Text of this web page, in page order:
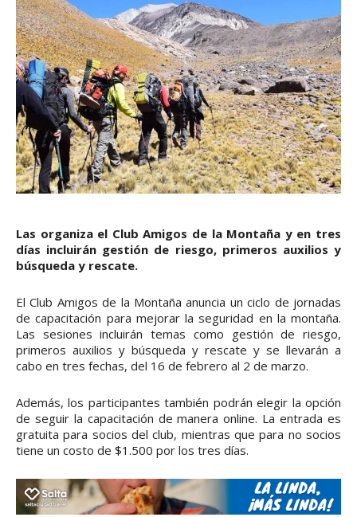
Las organiza el Club Amigos de la Montaña y en tres
días incluirán gestión de riesgo, primeros auxilios y
búsqueda y rescate.
El Club Amigos de la Montaña anuncia un ciclo de jornadas
de capacitación para mejorar la seguridad en la montaña.
Las sesiones incluirán temas como gestión de riesgo,
primeros auxilios y búsqueda y rescate y se llevarán a
cabo en tres fechas, del 16 de febrero al 2 de marzo.
Además, los participantes también podrán elegir la opción
de seguir la capacitación de manera online. La entrada es
gratuita para socios del club, mientras que para no socios
tiene un costo de $1.500 por los tres días.